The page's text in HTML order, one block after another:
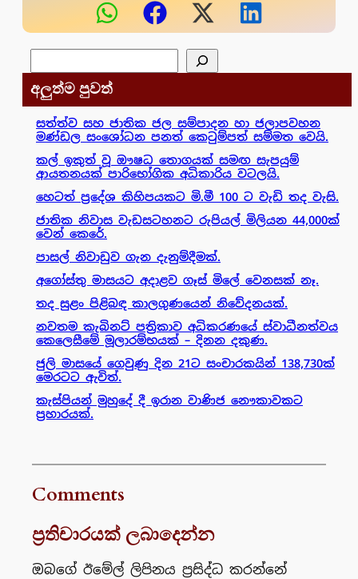
අලුත්ම පුවත්
සත්ත්ව සහ ජාතික ජල සම්පාදන හා ජලාපවහන
මණ්ඩල සංශෝධන පනත් කෙටුම්පත් සම්මත වෙයි.
කල් ඉකුත් වූ ඖෂධ තොගයක් සමඟ සැපයුම්
ආයතනයක් පාරිභෝගික අධිකාරිය වටලයි.
හෙටත් ප්‍රදේශ කිහිපයකට මි.මී 100 ට වැඩි තද වැසි.
ජාතික නිවාස වැඩසටහනට රුපියල් මිලියන 44,000ක්
වෙන් කෙරේ.
පාසල් නිවාඩුව ගැන දැනුම්දීමක්.
අගෝස්තු මාසයට අදාළව ගෑස් මිලේ වෙනසක් නෑ.
තද සුළං පිළිබඳ කාලගුණයෙන් නිවේදනයක්.
නවතම කැබිනට් පත්‍රිකාව අධිකරණයේ ස්වාධීනත්වය
කෙලෙසීමේ මූලාරම්භයක් – දිනන දකුණ.
ජුලි මාසයේ ගෙවුණු දින 21ට සංචාරකයින් 138,730ක්
මෙරටට ඇවිත්.
කැස්පියන් මුහුදේ දී ඉරාන වාණිජ නෞකාවකට
ප්‍රහාරයක්.
Comments
ප්‍රතිචාරයක් ලබාදෙන්න
ඔබගේ ඊමේල් ලිපිනය ප්‍රසිද්ධ කරන්නේ